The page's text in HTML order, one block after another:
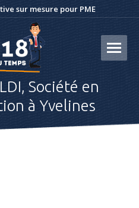
sur mesure pour PME
Société en
à Yvelines